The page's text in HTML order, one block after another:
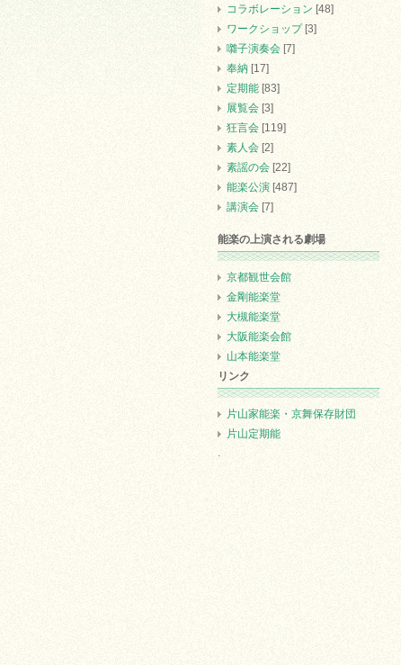
コラボレーション [48]
ワークショップ[3]
囃子演奏会 [7]
奉納 [17]
定期能 [83]
展覧会 [3]
狂言会 [119]
素人会 [2]
素謡の会 [22]
能楽公演 [487]
講演会 [7]
能楽の上演される劇場
京都観世会館
金剛能楽堂
大槻能楽堂
大阪能楽会館
山本能楽堂
リンク
片山家能楽・京舞保存財団
片山定期能
.